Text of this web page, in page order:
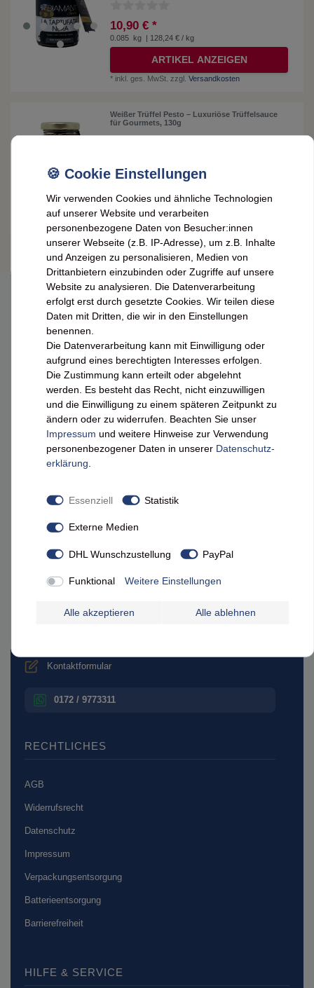
10,90 € *
0.085 kg | 128,24 € / kg
ARTIKEL ANZEIGEN
* inkl. ges. MwSt. zzgl.Versandkosten
Weißer Trüffel Pesto – Luxuriöse Trüffelsauce
für Gourmets, 130g
0.085 kg | 182,35 € / kg
IN DEN WARENKORB
*inkl. ges. MwSt.zzgl.Versandkosten
DEINE VORTEILE
Schnelle Lieferung (98 % in 24 h)³
Ab 49 € versandkostenfrei (DE)²
Sichere SSL-Verschlüsselung
FEINEHEIMAT
Feine Heimat auf Facebook
BERATUNG & KONTAKT
Beratung unter:
Mo.–Do. 10–16 Uhr | Fr. 10–13 Uhr
Kontaktformular
0172 / 9773311
RECHTLICHES
AGB
Widerrufsrecht
Datenschutz
Impressum
Verpackungsentsorgung
Batterieentsorgung
Barrierefreiheit
HILFE & SERVICE
Wir verwenden Cookies und ähnliche Technologien
auf unserer Website und verarbeiten
personenbezogene Daten von Besucher:innen
unserer Webseite (z.B. IP-Adresse), um z.B. Inhalte
und Anzeigen zu personalisieren, Medien von
Drittanbietern einzubinden oder Zugriffe auf unsere
Website zu analysieren. Die Datenverarbeitung
erfolgt erst durch gesetzte Cookies. Wir teilen diese
Daten mit Dritten, die wir in den Einstellungen
benennen.
Die Datenverarbeitung kann mit Einwilligung oder
aufgrund eines berechtigten Interesses erfolgen.
Die Zustimmung kann erteilt oder abgelehnt
werden. Es besteht das Recht, nicht einzuwilligen
und die Einwilligung zu einem späteren Zeitpunkt zu
ändern oder zu widerrufen. Beachten Sie unser
Impressum und weitere Hinweise zur Verwendung
personenbezogener Daten in unserer Daten­schutz­
erklärung
Essenziell Statistik
Externe Medien
DHL Wunschzustellung PayPal
Funktional Weitere Einstellungen
Alle akzeptieren Alle ablehnen